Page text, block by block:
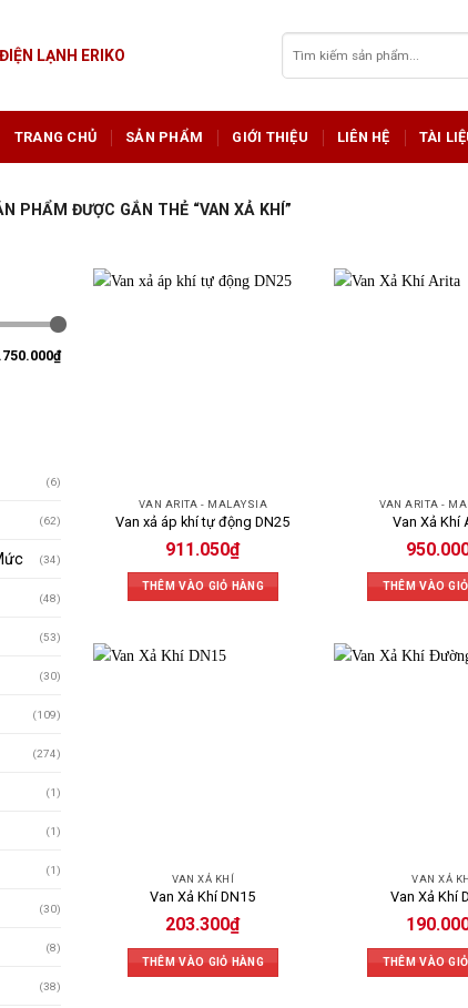
LẠNH ERIKO
kiếm:
TRANG CHỦ SẢN PHẨM GIỚI THIỆU LIÊN HỆ TÀI
PHẨM ĐƯỢC GẮN THẺ “VAN XẢ KHÍ”
(6)
(62)
(34)
(48)
(53)
(30)
(109)
(274)
(1)
(1)
(1)
(30)
(8)
(38)
VAN ARITA - MALAYSIA
Van xả áp khí tự động DN25
911.050₫
THÊM VÀO GIỎ HÀNG
VAN ARITA -
Van Xả Khí
THÊM VÀO
VAN XẢ KHÍ
Van Xả Khí DN15
203.300₫
THÊM VÀO GIỎ HÀNG
VAN XẢ
Van Xả Khí
THÊM VÀO